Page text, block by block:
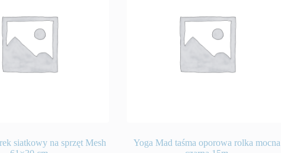
siatkowy na sprzęt Mesh
Yoga Mad taśma oporowa rolka mocna